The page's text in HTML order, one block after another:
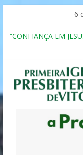
6
“CONFIANÇA EM
Seminário da Família
Formação em
Pessoas Atípicas
12º ENCONTRO DE
MULHER